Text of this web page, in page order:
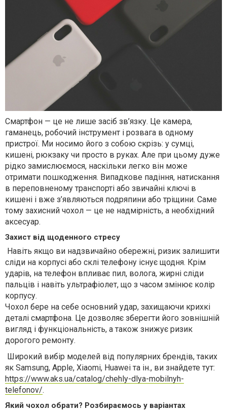
Смартфон — це не лише засіб зв’язку. Це камера,
гаманець, робочий інструмент і розвага в одному
пристрої. Ми носимо його з собою скрізь: у сумці,
кишені, рюкзаку чи просто в руках. Але при цьому дуже
рідко замислюємося, наскільки легко він може
отримати пошкодження. Випадкове падіння, натискання
в переповненому транспорті або звичайні ключі в
кишені і вже з’являються подряпини або тріщини. Саме
тому захисний чохол — це не надмірність, а необхідний
аксесуар.
Захист від щоденного стресу
Навіть якщо ви надзвичайно обережні, ризик залишити
сліди на корпусі або склі телефону існує щодня. Крім
ударів, на телефон впливає пил, волога, жирні сліди
пальців і навіть ультрафіолет, що з часом змінює колір
корпусу.
Чохол бере на себе основний удар, захищаючи крихкі
деталі смартфона. Це дозволяє зберегти його зовнішній
вигляд і функціональність, а також знижує ризик
дорогого ремонту.
Широкий вибір моделей від популярних брендів, таких
як Samsung, Apple, Xiaomi, Huawei та ін., ви знайдете тут:
https://www.aks.ua/catalog/chehly-dlya-mobilnyh-
telefonov/.
Який чохол обрати? Розбираємось у варіантах